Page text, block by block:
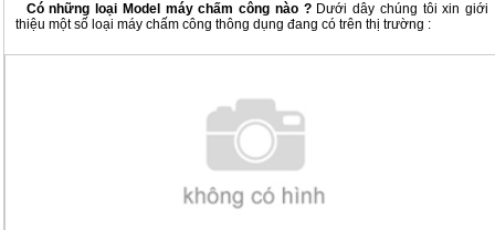
Có những loại Model máy chấm công nào ? Dưới dây chúng tôi xin giới
thiệu một số loại máy chấm công thông dụng đang có trên thị trường :